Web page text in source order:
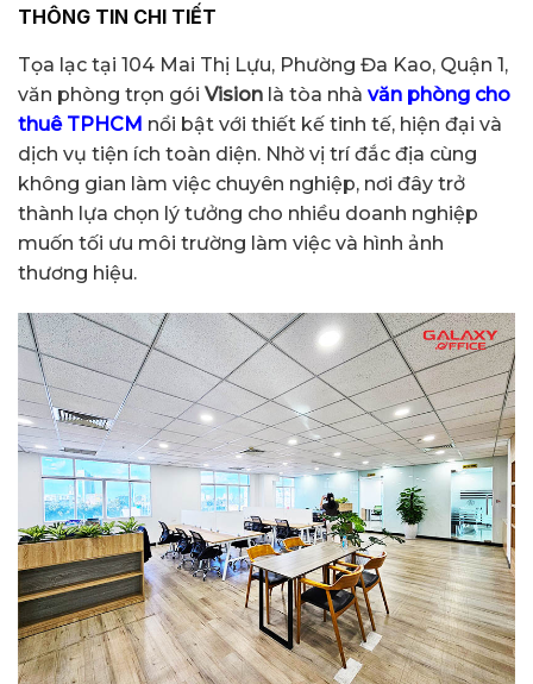
THÔNG TIN CHI TIẾT
Tọa lạc tại 104 Mai Thị Lựu, Phường Đa Kao, Quận 1,
văn phòng trọn gói Vision là tòa nhà văn phòng cho
thuê TPHCM nổi bật với thiết kế tinh tế, hiện đại và
dịch vụ tiện ích toàn diện. Nhờ vị trí đắc địa cùng
không gian làm việc chuyên nghiệp, nơi đây trở
thành lựa chọn lý tưởng cho nhiều doanh nghiệp
muốn tối ưu môi trường làm việc và hình ảnh
thương hiệu.